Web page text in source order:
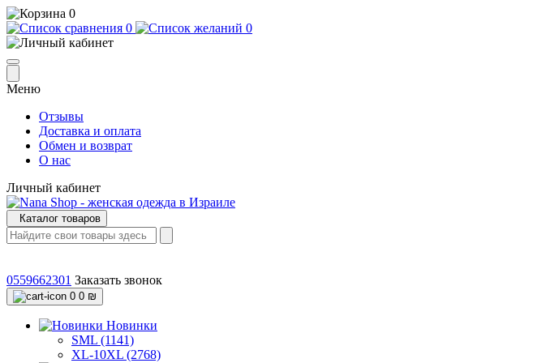
0
0
0
Меню
Отзывы
Доставка и оплата
Обмен и возврат
О нас
Личный кабинет
Каталог товаров
0559662301 Заказать звонок
0 0 ₪
Новинки
SML (1141)
XL-10XL (2768)